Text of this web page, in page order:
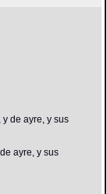
de ayre, y sus
ayre, y sus